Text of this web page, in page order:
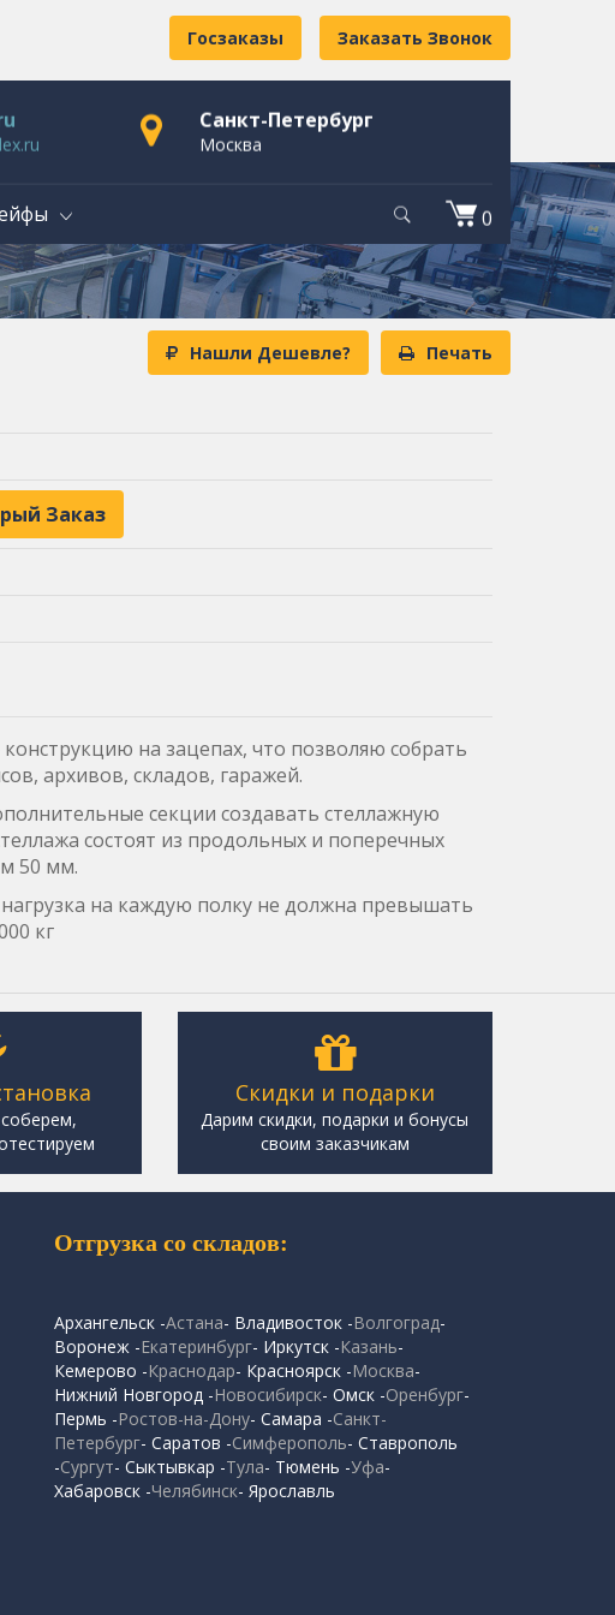
Заказать Звонок
Госзаказы
Санкт-Петербург
Москва
0
Печать
Нашли Дешевле?
Заказ
на зацепах, что позволяю собрать
архивов, складов, гаражей.
секции создавать стеллажную
состоят из продольных и поперечных
50 мм.
на каждую полку не должна превышать
кг
Скидки и подарки
Дарим скидки, подарки и бонусы
своим заказчикам
Отгрузка со складов:
Архангельск -Астана- Владивосток -Волгоград-
Воронеж -Екатеринбург- Иркутск -Казань-
Кемерово -Краснодар- Красноярск -Москва-
Нижний Новгород -Новосибирск- Омск -Оренбург-
Пермь -Ростов-на-Дону- Самара -Санкт-
Петербург- Саратов -Симферополь- Ставрополь
-Сургут- Сыктывкар -Тула- Тюмень -Уфа-
Хабаровск -Челябинск- Ярославль